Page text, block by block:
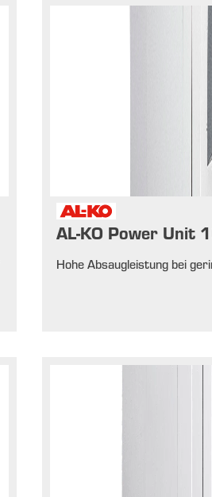
AL-KO Power Unit
Hohe Absaugleistung bei